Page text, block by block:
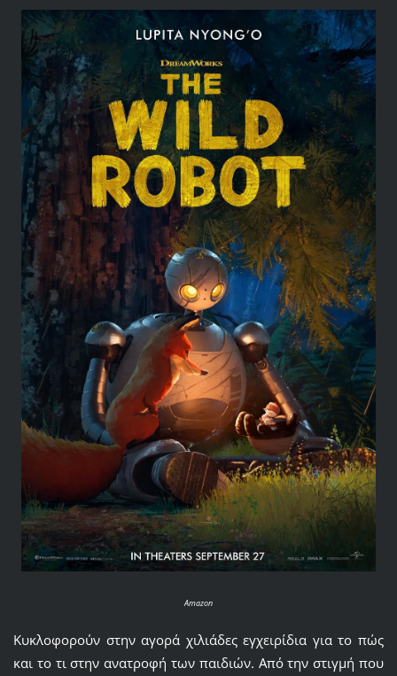
Amazon
Κυκλοφορούν στην αγορά χιλιάδες εγχειρίδια για το πώς
και το τι στην ανατροφή των παιδιών. Από την στιγμή που